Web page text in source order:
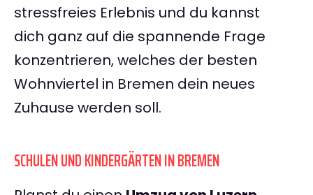
stressfreies Erlebnis und du kannst
dich ganz auf die spannende Frage
konzentrieren, welches der besten
Wohnviertel in Bremen dein neues
Zuhause werden soll.
SCHULEN UND KINDERGÄRTEN IN BREMEN